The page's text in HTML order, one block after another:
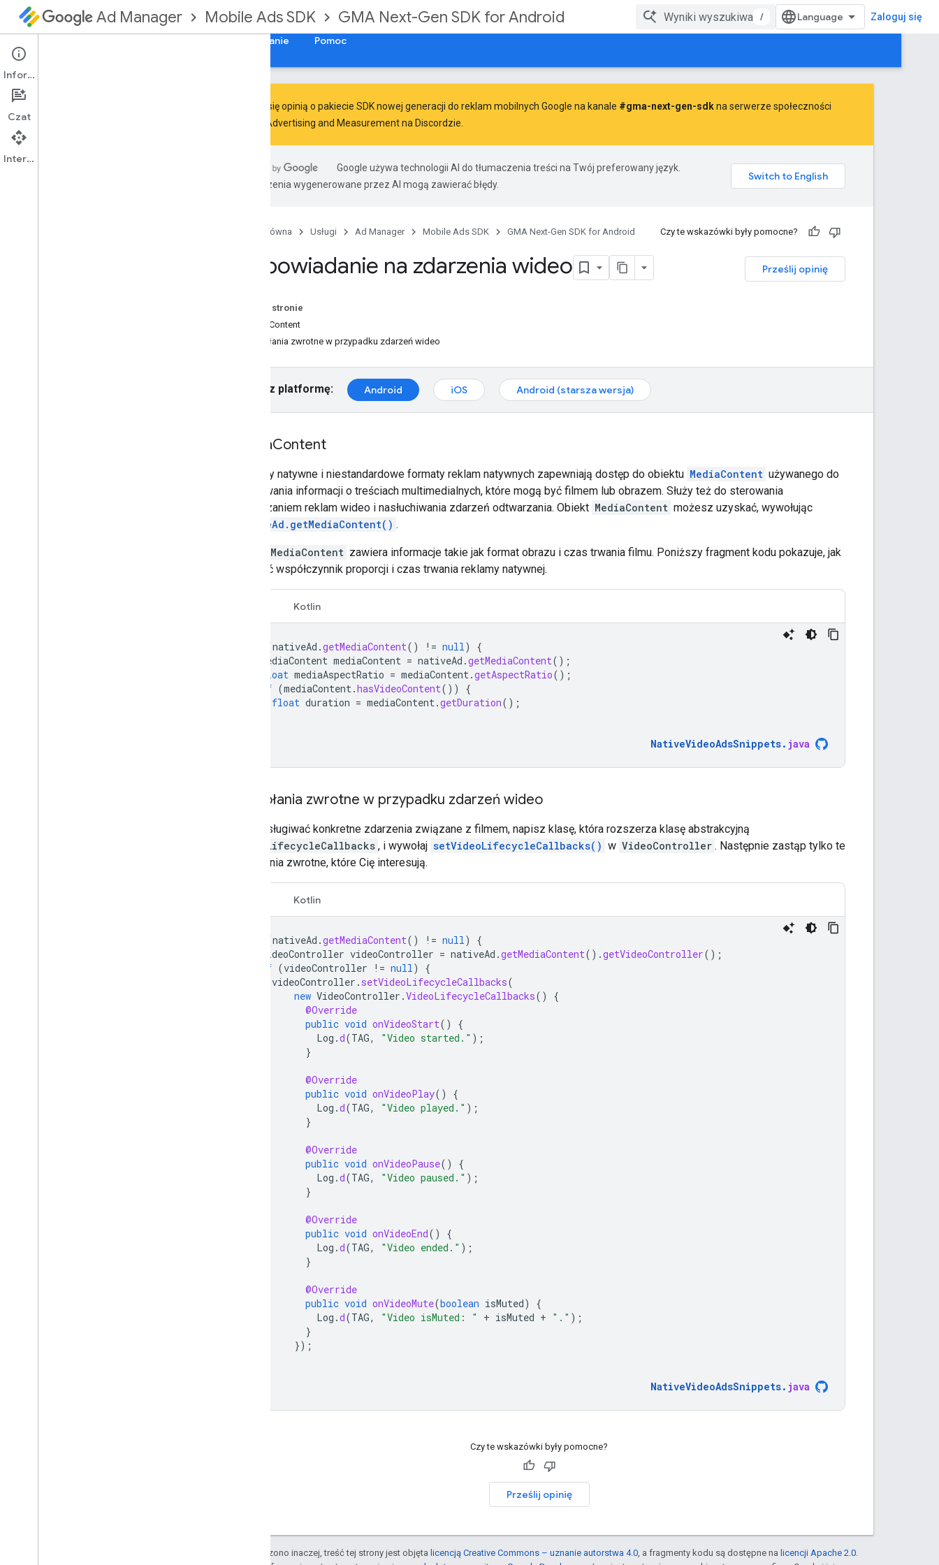
Ad Manager Mobile Ads SDK GMA Next-Gen SDK for Android / Zaloguj się
Pobieranie Pomoc
Konfigurowanie pakietu SDK nowej
Podziel się opinią o pakiecie SDK nowej generacji do reklam mobilnych Google na kanale #gma-next-gen-sdkna serwerze społeczności
Google Advertising and Measurement na Discordzie.
Google używa technologii AI do tłumaczenia treści na Twój preferowany język.
Tłumaczenia wygenerowane przez AI mogą zawierać błędy.
Strona główna Usługi Ad Manager Mobile Ads SDK GMA Next-Gen SDK for Android Czy te wskazówki były pomocne?
Prześlij opinię
Odpowiadanie na zdarzenia wideo
Na tej stronie
MediaContent
Wywołania zwrotne w przypadku zdarzeń wideo
Wybierz platformę: Android iOS Android (starsza wersja)
MediaContent
Reklamy natywne i niestandardowe formaty reklam natywnych zapewniają dostęp do obiektu MediaContent używanego do
uzyskiwania informacji o treściach multimedialnych, które mogą być filmem lub obrazem. Służy też do sterowania
odtwarzaniem reklam wideo i nasłuchiwania zdarzeń odtwarzania. Obiekt MediaContent możesz uzyskać, wywołując
NativeAd.getMediaContent() .
MediaContent zawiera informacje takie jak format obrazu i czas trwania filmu. Poniższy fragment kodu pokazuje, jak
uzyskać współczynnik proporcji i czas trwania reklamy natywnej.
Kotlin
(nativeAd .getMediaContent() != null)
{
MediaContent mediaContent = nativeAd .getMediaContent();
float mediaAspectRatio = mediaContent.getAspectRatio();
if (mediaContent.hasVideoContent())
{
float duration = mediaContent.getDuration();
NativeVideoAdsSnippets. java
Wywołania zwrotne w przypadku zdarzeń wideo
Aby obsługiwać konkretne zdarzenia związane z filmem, napisz klasę, która rozszerza klasę abstrakcyjną
VideoLifecycleCallbacks , i wywołaj setVideoLifecycleCallbacks() w VideoController . Następnie zastąp tylko te
wywołania zwrotne, które Cię interesują.
Kotlin
(nativeAd .getMediaContent() != null)
{
VideoController videoController = nativeAd .getMediaContent().getVideoController();
if (videoController != null)
{
videoController . setVideoLifecycleCallbacks(
new VideoController .VideoLifecycleCallbacks()
{
@Override
public void onVideoStart()
{
Log .d(TAG, "Video started." );
}
@Override
public void onVideoPlay()
{
Log .d(TAG, "Video played." );
}
@Override
public void onVideoPause()
{
Log .d(TAG, "Video paused." );
}
@Override
public void onVideoEnd()
{
Log .d(TAG, "Video ended." );
}
@Override
public void onVideoMute(boolean isMuted)
{
Log .d(TAG, "Video isMuted: " + isMuted + "." );
}
});
NativeVideoAdsSnippets. java
Czy te wskazówki były pomocne?
Prześlij opinię
O ile nie stwierdzono inaczej, treść tej strony jest objęta licencją Creative Commons – uznanie autorstwa 4.0 , a fragmenty kodu są dostępne na licencji Apache 2.0
Informacje
Czat
Interfejs API